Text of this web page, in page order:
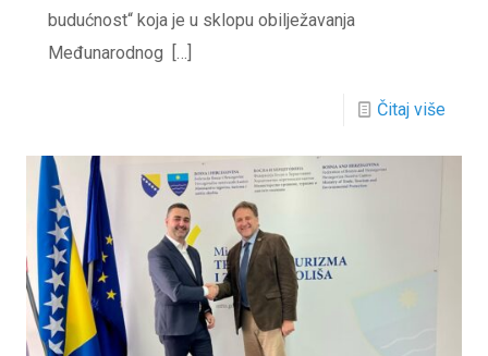
budućnost“ koja je u sklopu obilježavanja
Međunarodnog
[…]
Čitaj više